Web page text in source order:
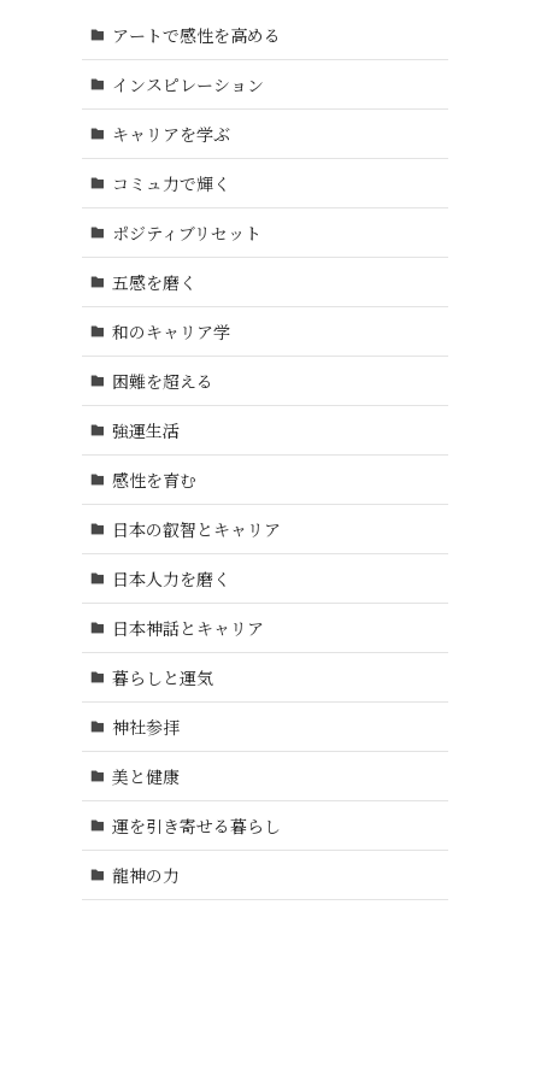
アートで感性を高める
インスピレーション
キャリアを学ぶ
コミュ力で輝く
ポジティブリセット
五感を磨く
和のキャリア学
困難を超える
強運生活
感性を育む
日本の叡智とキャリア
日本人力を磨く
日本神話とキャリア
暮らしと運気
神社参拝
美と健康
運を引き寄せる暮らし
龍神の力